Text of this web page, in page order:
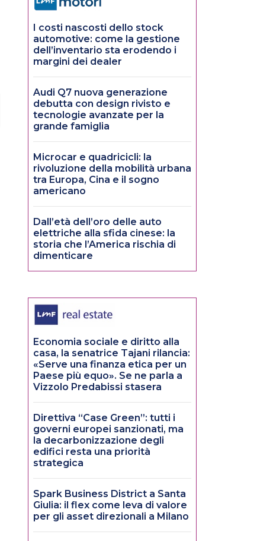
I costi nascosti dello stock
automotive: come la gestione
dell’inventario sta erodendo i
margini dei dealer
Audi Q7 nuova generazione
debutta con design rivisto e
tecnologie avanzate per la
grande famiglia
Microcar e quadricicli: la
rivoluzione della mobilità urbana
tra Europa, Cina e il sogno
americano
Dall’età dell’oro delle auto
elettriche alla sfida cinese: la
storia che l’America rischia di
dimenticare
Economia sociale e diritto alla
casa, la senatrice Tajani rilancia:
«Serve una finanza etica per un
Paese più equo». Se ne parla a
Vizzolo Predabissi stasera
Direttiva “Case Green”: tutti i
governi europei sanzionati, ma
la decarbonizzazione degli
edifici resta una priorità
strategica
Spark Business District a Santa
Giulia: il flex come leva di valore
per gli asset direzionali a Milano